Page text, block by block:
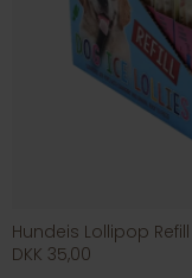
Hundeis Lollipop Refill
DKK 35,00